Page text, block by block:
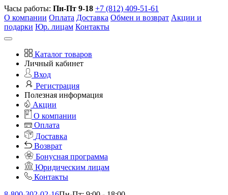
Часы работы: Пн-Пт 9-18 +7 (812) 409-51-61
О компании Оплата Доставка Обмен и возврат Акции и
подарки Юр. лицам Контакты
Каталог товаров
Личный кабинет
Вход
Регистрация
Полезная информация
Акции
О компании
Оплата
Доставка
Возврат
Бонусная программа
Юридическим лицам
Контакты